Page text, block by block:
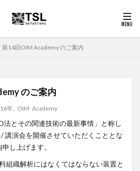
第14回OIM Academy のご案内
のご案内
年 OIM Academy
法とその関連技術の最新事情」と称し
講演会を開催させていただくこととな
し上げます。
組織解析にはなくてはならない装置と